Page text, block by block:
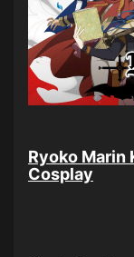
Ryoko Marin
Cosplay